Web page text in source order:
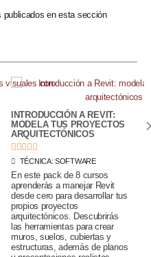
en esta sección
INTRODUCCIÓN A REVIT:
MODELA TUS PROYECTOS
ARQUITECTÓNICOS
    
TÉCNICA:SOFTWARE
En este pack de 8 cursos
aprenderás a manejar Revit
desde cero para desarrollar tus
propios proyectos
arquitectónicos. Descubrirás
las herramientas para crear
muros, suelos, cubiertas y
estructuras, además de planos